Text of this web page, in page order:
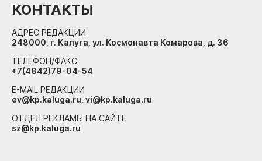
КОНТАКТЫ
АДРЕС РЕДАКЦИИ
248000, г. Калуга, ул. Космонавта Комарова, д. 36
ТЕЛЕФОН/ФАКС
+7(4842)79-04-54
E-MAIL РЕДАКЦИИ
ev@kp.kaluga.ru, vi@kp.kaluga.ru
ОТДЕЛ РЕКЛАМЫ НА САЙТЕ
sz@kp.kaluga.ru